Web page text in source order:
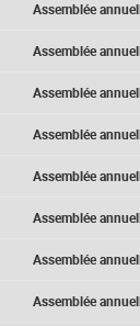
Assemblée
Assemblée
Assemblée
Assemblée
Assemblée
Assemblée
Assemblée
Assemblée